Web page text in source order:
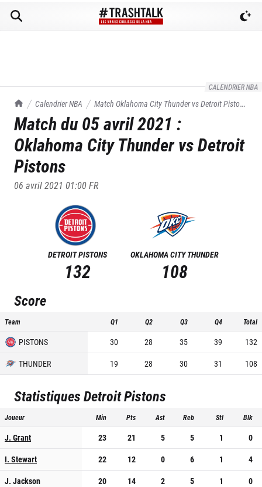
CALENDRIER NBA
TrashTalk Actu NBA
Calendrier NBA Match Oklahoma City ThundervsDetroit Pistons
du 05/04/2021
Match du 05 avril 2021 :
Oklahoma City ThundervsDetroit
Pistons
06 avril 2021 01:00FR
DETROIT PISTONS
132
OKLAHOMA CITY THUNDER
108
Score
Team Q1 Q2 Q3 Q4 Total
PISTONS 30 28 35 39
132
THUNDER
19 28 30 31 108
StatistiquesDetroit Pistons
Joueur Min Pts Ast Reb Stl Blk
J. Grant 23 21 5 5 1
0
I. Stewart
22 12 0 6 1
4
J. Jackson
20 14 2 5 1
0